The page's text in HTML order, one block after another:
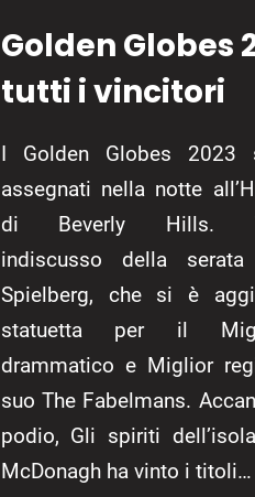
Golden Globes
tutti i vincitori
I Golden Globes 2023
assegnati nella notte
di Beverly Hills.
indiscusso della
Spielberg, che si è
statuetta per il
drammatico e Miglior
suo The Fabelmans.
podio, Gli spiriti
McDonagh ha vinto i titoli…